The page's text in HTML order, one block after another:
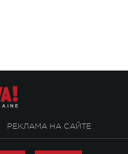
РЕКЛАМА НА САЙТЕ